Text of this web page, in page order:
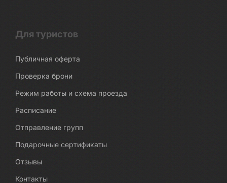
Для туристов
Публичная оферта
Проверка брони
Режим работы и схема проезда
Расписание
Отправление групп
Подарочные сертификаты
Отзывы
Контакты